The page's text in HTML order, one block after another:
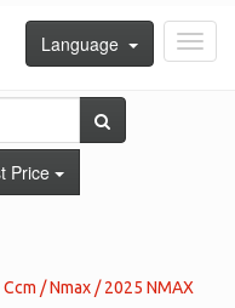
Language
Price
/ Nmax / 2025 NMAX